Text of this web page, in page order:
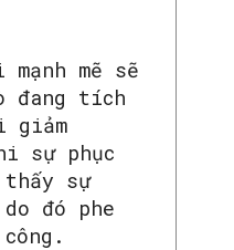
mẽ sẽ
đang tích
giảm
sự phục
sự
đó phe